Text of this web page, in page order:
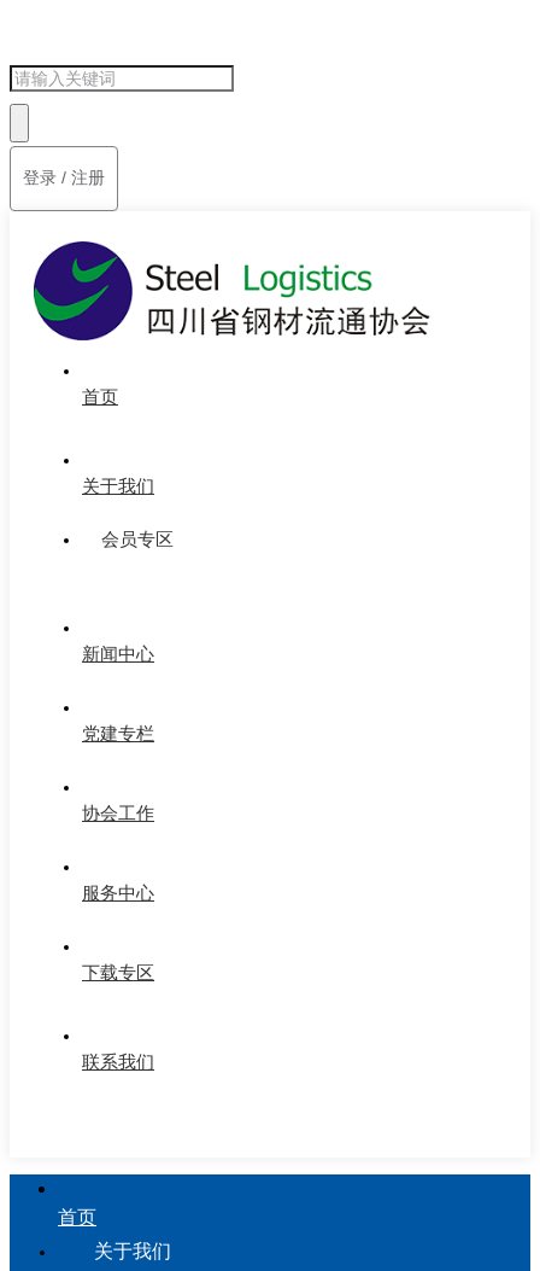
登录 / 注册
首页
关于我们
会员专区
新闻中心
党建专栏
协会工作
服务中心
下载专区
联系我们
首页
关于我们